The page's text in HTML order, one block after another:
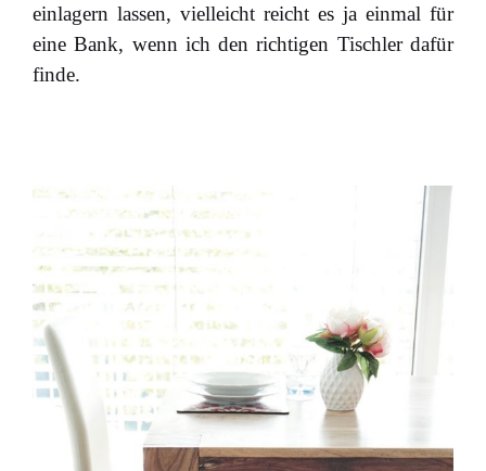
einlagern lassen, vielleicht reicht es ja einmal für
eine Bank, wenn ich den richtigen Tischler dafür
finde.